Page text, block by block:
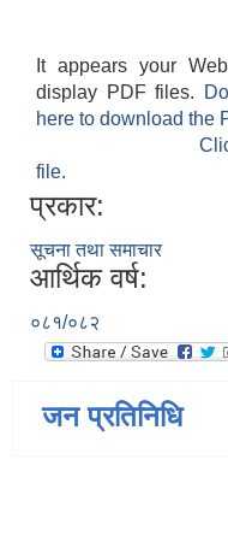
It appears your
display PDF files.
here to download the
file.
प्रकार:
सूचना तथा समाचार
आर्थिक वर्ष:
०८१/०८२
जन प्रतिनिधि